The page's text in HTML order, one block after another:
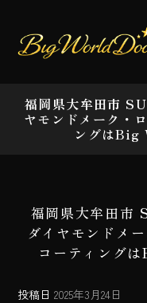
福岡県大牟田市
ヤモンドメーク・
ングはBig
福岡県大牟田
ダイヤモンドメ
コーティング
投稿日 2025年3月24日